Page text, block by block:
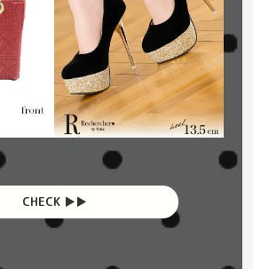
CHECK ▶︎▶︎